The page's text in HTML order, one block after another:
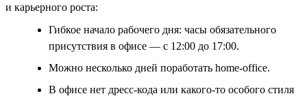
и карьерного роста:
Гибкое начало рабочего дня: часы обязательного
присутствия в офисе — с 12:00 до 17:00.
Можно несколько дней поработать home-office.
В офисе нет дресс-кода или какого-то особого стиля